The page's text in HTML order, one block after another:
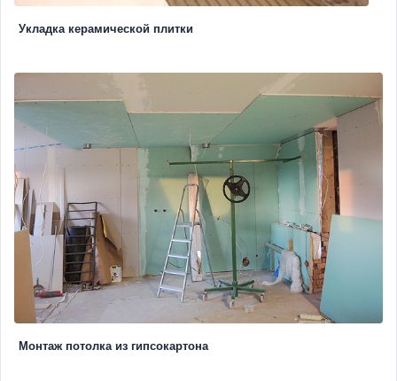
Укладка керамической плитки
Монтаж потолка из гипсокартона